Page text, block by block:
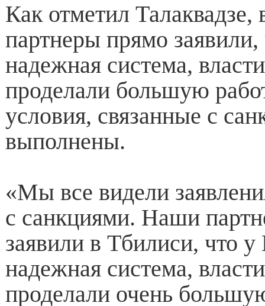
Как отметил Талаквадзе,
партнеры прямо заявили,
надежная система,
проделали большую
условия, связанные с
выполнены.
«Мы все видели
с санкциями. Наши
заявили в Тбилиси, что у
надежная система,
проделали очень